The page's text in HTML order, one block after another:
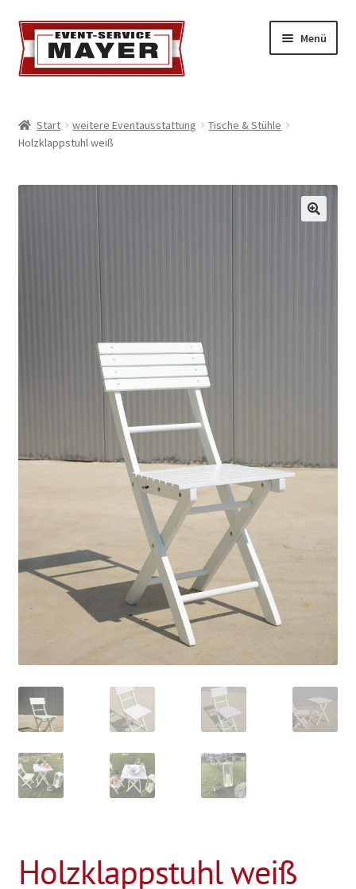
Menü
Event-Service
Standort & Öffnungszeiten
Geschäftsbedingungen
Start weitere Eventausstattung
Tische & Stühle
Holzklappstuhl weiß
Holzklappstuhl weiß